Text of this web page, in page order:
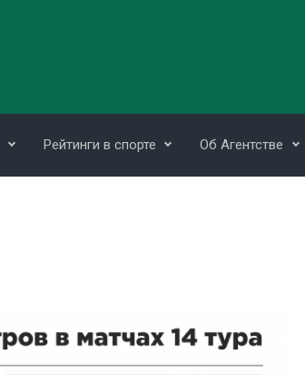
Рейтинги в спорте Об Агентстве